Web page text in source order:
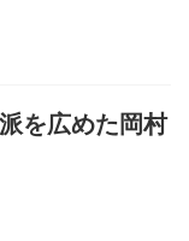
を広めた岡村